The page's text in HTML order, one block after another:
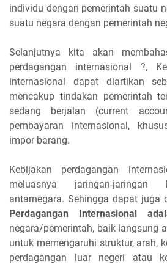
individu dengan pemerintah suatu
suatu negara dengan pemerintah
Selanjutnya kita akan
perdagangan internasional ?,
internasional dapat diartikan
mencakup tindakan pemerintah
sedang berjalan (current
pembayaran internasional,
impor barang.
Kebijakan perdagangan
meluasnya jaringan-jaringan
antarnegara. Sehingga dapat juga
Perdagangan Internasional
negara/pemerintah, baik langsung
untuk memengaruhi struktur, arah,
perdagangan luar negeri atau